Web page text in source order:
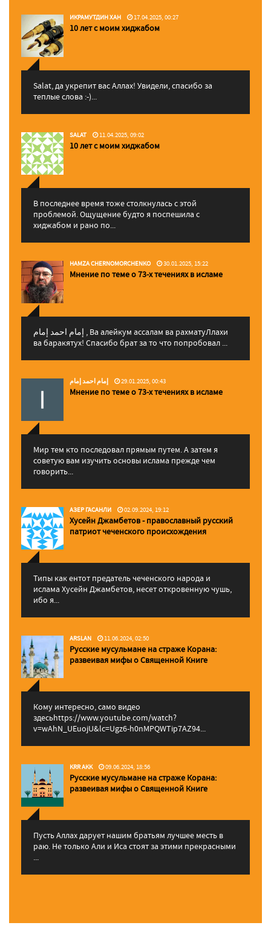
ИКРАМУТДИН ХАН 17.04.2025, 00:27
10 лет с моим хиджабом
Salat, да укрепит вас Аллаx! Увидели, спасибо за
теплые слова :-)...
SALAT 11.04.2025, 09:02
10 лет с моим хиджабом
В последнее время тоже столкнулась с этой
проблемой. Ощущение будто я поспешила с
хиджабом и рано по...
HAMZA CHERNOMORCHENKO 30.01.2025, 15:22
Мнение по теме о 73-х течениях в исламе
إمام احمد إمام , Ва алейкум ассалам ва рахматуЛлахи
ва баракятух! Спасибо брат за то что попробовал ...
إمام احمد إمام 29.01.2025, 00:43
Мнение по теме о 73-х течениях в исламе
Мир тем кто последовал прямым путем. А затем я
советую вам изучить основы ислама прежде чем
говорить...
АЗЕР ГАСАНЛИ 02.09.2024, 19:12
Хусейн Джамбетов - православный русский
патриот чеченского происхождения
Типы как ентот предатель чеченского народа и
ислама Хусейн Джамбетов, несет откровенную чушь,
ибо я...
ARSLAN 11.06.2024, 02:50
Русские мусульмане на страже Корана:
pазвеивая мифы о Священной Книге
Кому интересно, само видео
здесьhttps://www.youtube.com/watch?
v=wAhN_UEuojU&lc=Ugz6-h0nMPQWTip7AZ94...
KRR AKK 09.06.2024, 18:56
Русские мусульмане на страже Корана:
pазвеивая мифы о Священной Книге
Пусть Аллах дарует нашим братьям лучшее месть в
раю. Не только Али и Иса стоят за этими прекрасными
...